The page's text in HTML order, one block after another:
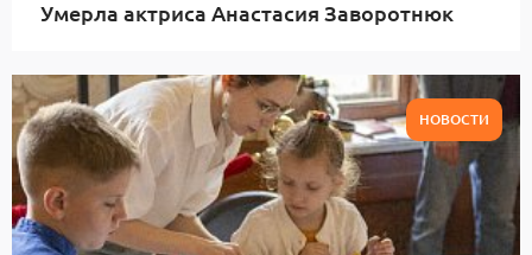
Умерла актриса Анастасия Заворотнюк
НОВОСТИ